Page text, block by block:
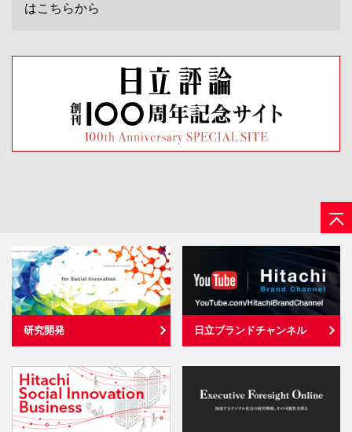
はこちらから
研究開発 日立ブランドチャンネル